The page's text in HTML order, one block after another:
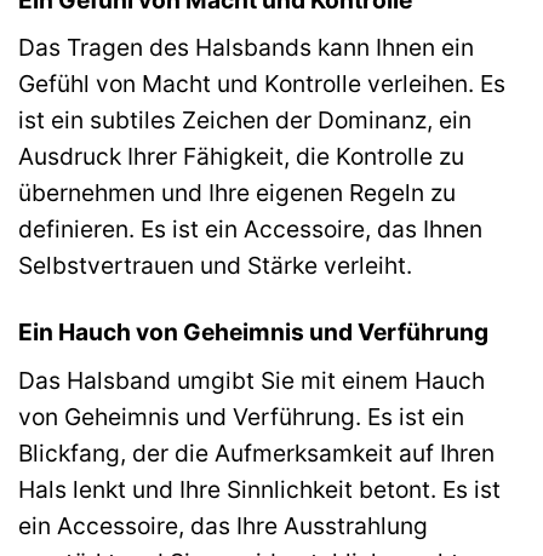
Das Tragen des Halsbands kann Ihnen ein
Gefühl von Macht und Kontrolle verleihen. Es
ist ein subtiles Zeichen der Dominanz, ein
Ausdruck Ihrer Fähigkeit, die Kontrolle zu
übernehmen und Ihre eigenen Regeln zu
definieren. Es ist ein Accessoire, das Ihnen
Selbstvertrauen und Stärke verleiht.
Ein Hauch von Geheimnis und Verführung
Das Halsband umgibt Sie mit einem Hauch
von Geheimnis und Verführung. Es ist ein
Blickfang, der die Aufmerksamkeit auf Ihren
Hals lenkt und Ihre Sinnlichkeit betont. Es ist
ein Accessoire, das Ihre Ausstrahlung